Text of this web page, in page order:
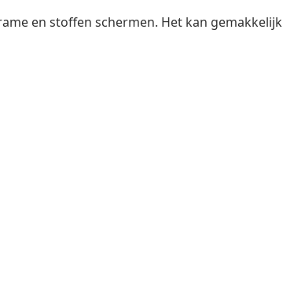
en stoffen schermen. Het kan gemakkelijk